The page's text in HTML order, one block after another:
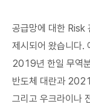
공급망에 대한 Risk
제시되어 왔습니다.
2019년 한일 무역
반도체 대란과
그리고 우크라이나